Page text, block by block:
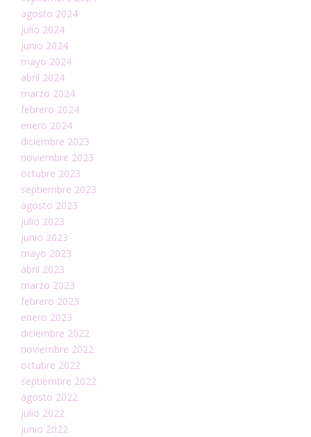
agosto 2024
julio 2024
junio 2024
mayo 2024
abril 2024
marzo 2024
febrero 2024
enero 2024
diciembre 2023
noviembre 2023
octubre 2023
septiembre 2023
agosto 2023
julio 2023
junio 2023
mayo 2023
abril 2023
marzo 2023
febrero 2023
enero 2023
diciembre 2022
noviembre 2022
octubre 2022
septiembre 2022
agosto 2022
julio 2022
junio 2022